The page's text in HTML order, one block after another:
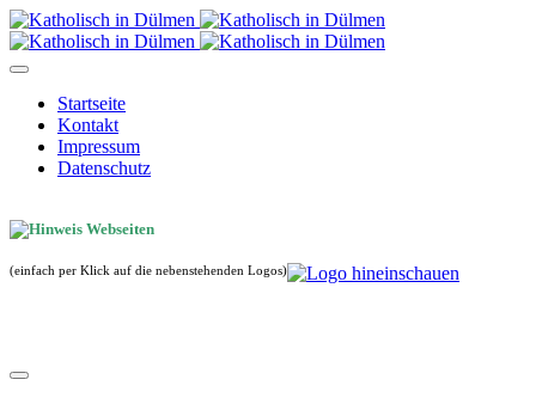
Startseite
Kontakt
Impressum
Datenschutz
(einfach per Klick auf die nebenstehenden Logos)